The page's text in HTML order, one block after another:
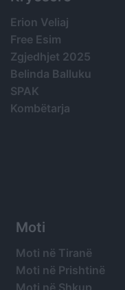
Erion Veliaj
Free Esim
Zgjedhjet 2025
Belinda Balluku
SPAK
Kombëtarja
Moti
Moti në Tiranë
Moti në Prishtinë
Moti në Shkup